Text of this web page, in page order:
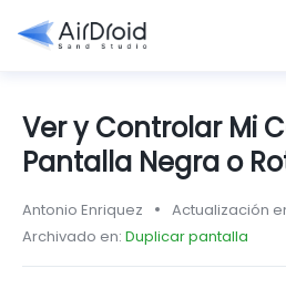
Ver y Controlar Mi
Pantalla Negra o
Antonio Enriquez
Actualización
Archivado en: Duplicar pantalla